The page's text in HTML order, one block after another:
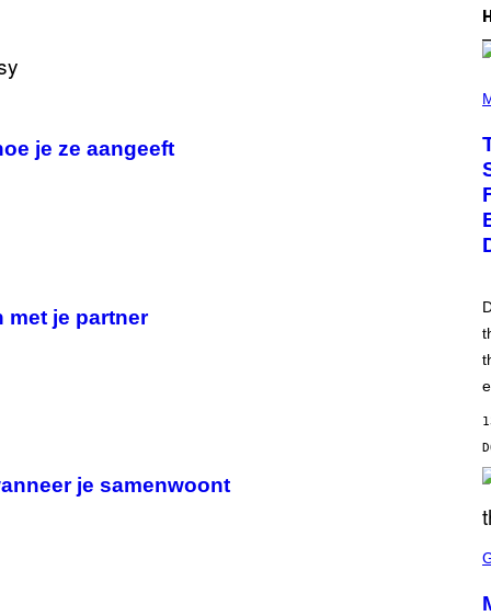
je ze aangeeft
met je partner
je samenwoont
H
B
Y
J
E
F
F
V
I
T
Z
F
L
M
A
I
C
C
E